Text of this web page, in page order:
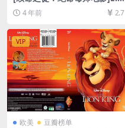
Camino: A Breaking Bad M
ovie (2019)[百度网盘+迅雷云
盘资源1080P超清未删减][MP
4/7GB][中英字幕]
4 年前 2.7
VIP
欧美 豆瓣榜单